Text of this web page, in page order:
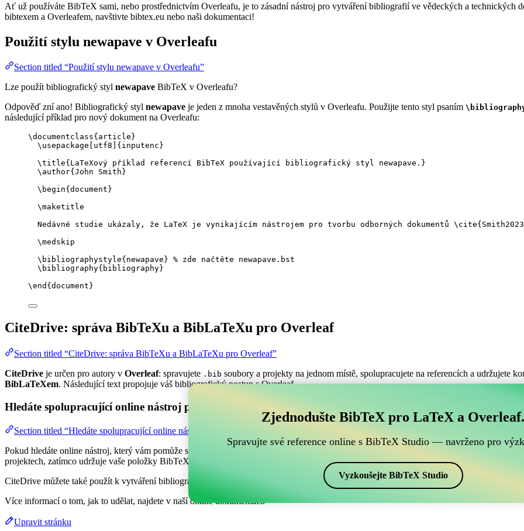
Ať už používáte BibTeX sami, nebo prostřednictvím Overleafu, je to zásadní nástroj pro vytváření bibliografií ve vědeckých a technických
bibtexem a Overleafem, navštivte bibtex.eu nebo naši dokumentaci!
Použití stylu newapave v Overleafu
Section titled “Použití stylu newapave v Overleafu”
Lze použít bibliografický styl newapave BibTeX v Overleafu?
Odpověď zní ano! Bibliografický styl newapave je jeden z mnoha vestavěných stylů v Overleafu. Použijte tento styl psaním
následující příklad pro nový dokument na Overleafu:
\documentclass{ article }
\usepackage
utf8 ]{ inputenc }
\title{LaTeXový příklad referencí BibTeX používající bibliografický styl newapave.}
\author{John Smith}
\begin{ document }
\maketitle
Nedávné studie ukázaly, že LaTeX je vynikajícím nástrojem pro tvorbu odborných dokumentů \cite{ Smith2023
\medskip
\bibliographystyle{newapave} % zde načtěte newapave.bst
\bibliography{bibliography}
\end { document }
CiteDrive: správa BibTeXu a BibLaTeXu pro Overleaf
Section titled “CiteDrive: správa BibTeXu a BibLaTeXu pro Overleaf”
CiteDrive je určen pro autory v Overleaf: spravujete .bib soubory a projekty na jednom místě, spolupracujete na referencích a udržujete
BibLaTeXem. Následující text propojuje váš bibliografický postup s Overleaf.
Hledáte spolupracující online nástroj pro správu vašich BibTeX referencí, který je kompatibilní s
Section titled “Hledáte spolupracující online nástroj pro správu vašich BibTeX referencí, který je kompatibilní s Overleafem?”
Pokud hledáte online nástroj, který vám pomůže spravovat vaše reference, citace a bibliografii v Overleafu, CiteDrive může být dokonalý!
projektech, zatímco udržuje vaše položky BibTeX aktuální ve vašem projektu Overleafu.
CiteDrive můžete také použít k vytváření bibliografií a citací v různých stylech, včetně newapave. Pokud tedy hledáte snadný způsob, jak
Více informací o tom, jak to udělat, najdete v naší online dokumentaci.
Upravit stránku
Zjednodušte BibTeX pro LaTeX a Overleaf.
Spravujte své reference online s BibTeX Studio — navrženo pro
Vyzkoušejte BibTeX Studio